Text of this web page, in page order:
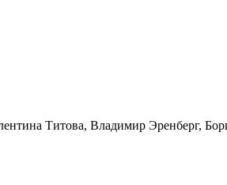
Титова, Владимир Эренберг,